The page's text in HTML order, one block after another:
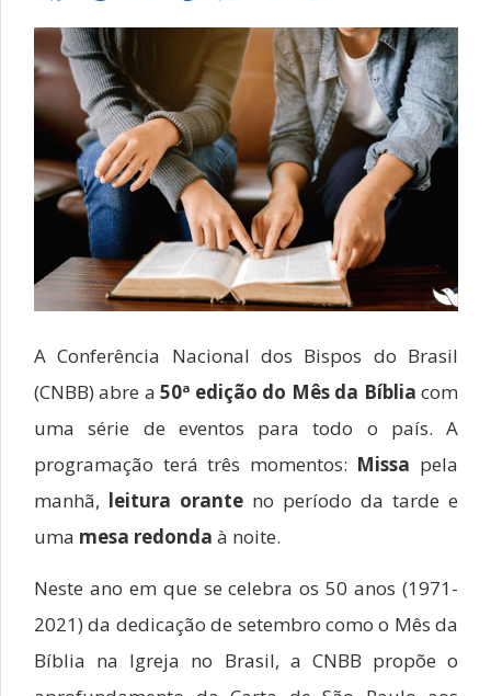
Link
A Conferência Nacional dos Bispos do Brasil
(CNBB) abre a50ª edição do Mês da Bíblia com
uma série de eventos para todo o país. A
programação terá três momentos: Missa pela
manhã, leitura orante no período da tarde e
uma mesa redonda à noite.
Neste ano em que se celebra os 50 anos (1971-
2021) da dedicação de setembro como o Mês da
Bíblia na Igreja no Brasil, a CNBB propõe o